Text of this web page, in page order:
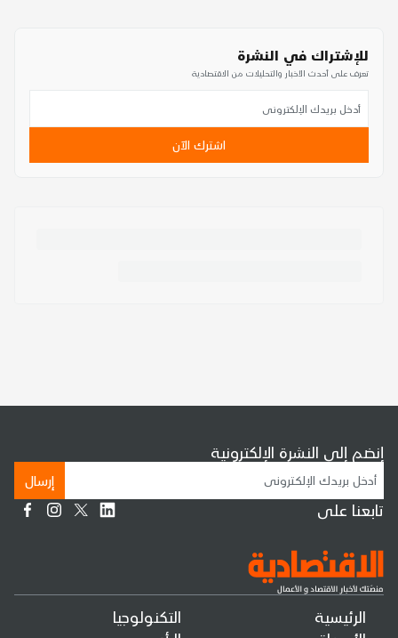
للإشتراك في النشرة
تعرف على أحدث الأخبار والتحليلات من الاقتصادية
اشترك الآن
الرئيسية
التكنولوجيا
إنضم إلى النشرة الإلكترونية
إرسال
تابعنا على